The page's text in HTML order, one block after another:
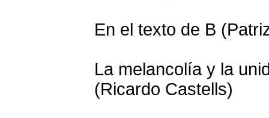
En el texto de B
La melancolía y la
(Ricardo Castells)